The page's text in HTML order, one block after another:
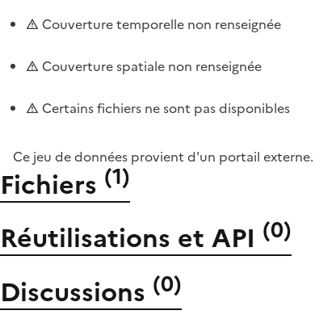
Couverture temporelle non renseignée
Couverture spatiale non renseignée
Certains fichiers ne sont pas disponibles
Ce jeu de données provient d'un portail externe.
Fichiers (1)
Réutilisations et API (0)
Discussions (0)